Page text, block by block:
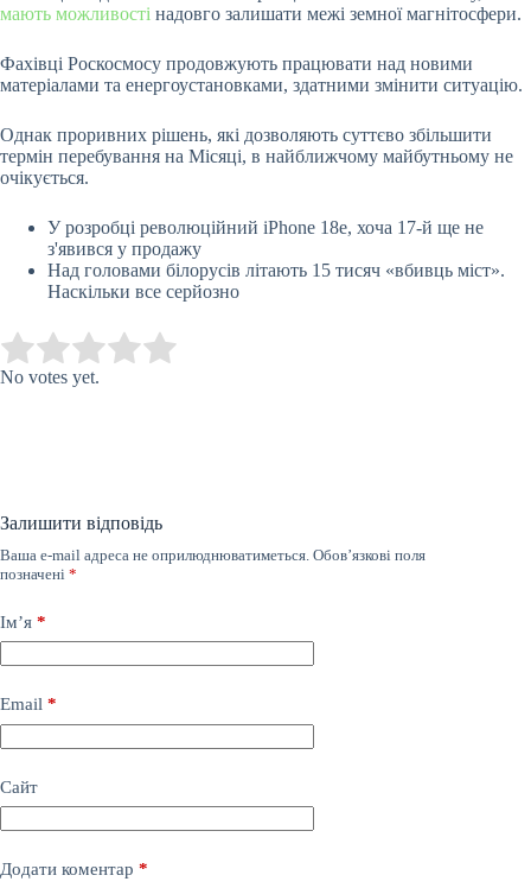
мають можливості надовго залишати межі земної магнітосфери.
Фахівці Роскосмосу продовжують працювати над новими
матеріалами та енергоустановками, здатними змінити ситуацію.
Однак проривних рішень, які дозволяють суттєво збільшити
термін перебування на Місяці, в найближчому майбутньому не
очікується.
У розробці революційний iPhone 18e, хоча 17-й ще не
з'явився у продажу
Над головами білорусів літають 15 тисяч «вбивць міст».
Наскільки все серйозно
Rate this item:
No votes yet.
Залишити відповідь
Ваша e-mail адреса не оприлюднюватиметься. Обов’язкові поля
позначені *
Ім’я *
Email *
Сайт
Додати коментар *